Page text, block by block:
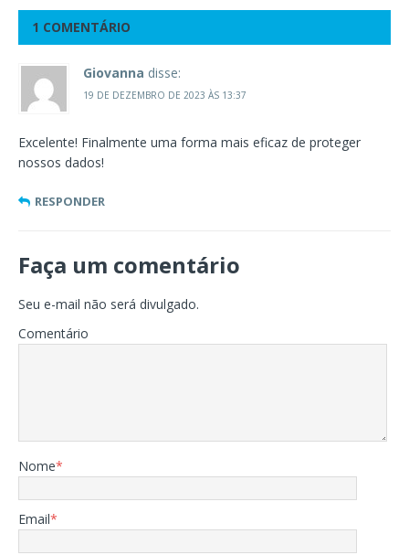
1 COMENTÁRIO
Giovanna disse:
19 DE DEZEMBRO DE 2023 ÀS 13:37
Excelente! Finalmente uma forma mais eficaz de proteger
nossos dados!
RESPONDER
Faça um comentário
Seu e-mail não será divulgado.
Comentário
Nome*
Email*